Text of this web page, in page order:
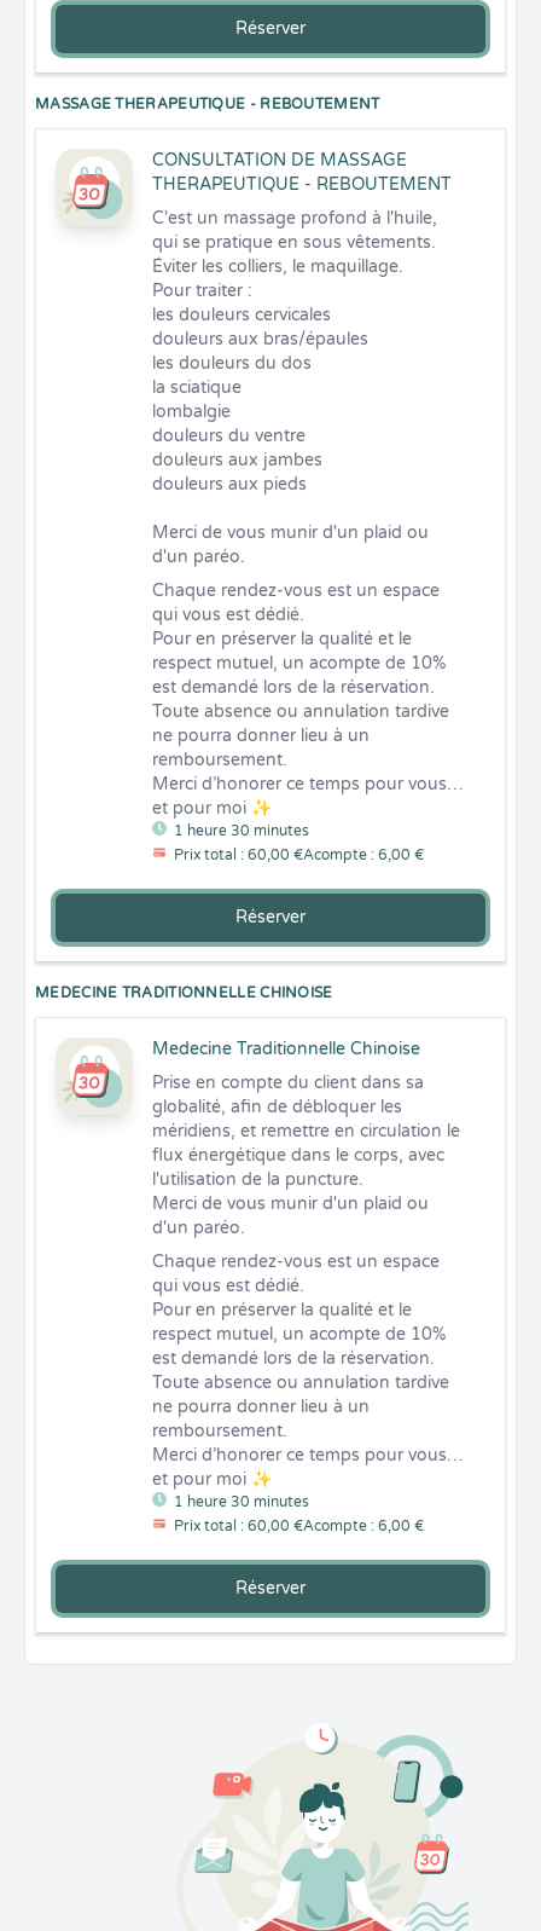
Réserver
MASSAGE THERAPEUTIQUE - REBOUTEMENT
CONSULTATION DE MASSAGE
THERAPEUTIQUE - REBOUTEMENT
1 heure 30 minutes
Prix total : 60,00 €Acompte : 6,00 €
Chaque rendez-vous est un espace
qui vous est dédié.
Pour en préserver la qualité et le
respect mutuel, un acompte de 10%
est demandé lors de la réservation.
Toute absence ou annulation tardive
ne pourra donner lieu à un
remboursement.
Merci d’honorer ce temps pour vous…
et pour moi ✨
C'est un massage profond à l'huile,
qui se pratique en sous vêtements.
Éviter les colliers, le maquillage.
Pour traiter :
les douleurs cervicales
douleurs aux bras/épaules
les douleurs du dos
la sciatique
lombalgie
douleurs du ventre
douleurs aux jambes
douleurs aux pieds
Merci de vous munir d'un plaid ou
d'un paréo.
Réserver
MEDECINE TRADITIONNELLE CHINOISE
Medecine Traditionnelle Chinoise
1 heure 30 minutes
Prix total : 60,00 €Acompte : 6,00 €
Chaque rendez-vous est un espace
qui vous est dédié.
Pour en préserver la qualité et le
respect mutuel, un acompte de 10%
est demandé lors de la réservation.
Toute absence ou annulation tardive
ne pourra donner lieu à un
remboursement.
Merci d’honorer ce temps pour vous…
et pour moi ✨
Prise en compte du client dans sa
globalité, afin de débloquer les
méridiens, et remettre en circulation le
flux énergétique dans le corps, avec
l'utilisation de la puncture.
Merci de vous munir d'un plaid ou
d'un paréo.
Réserver